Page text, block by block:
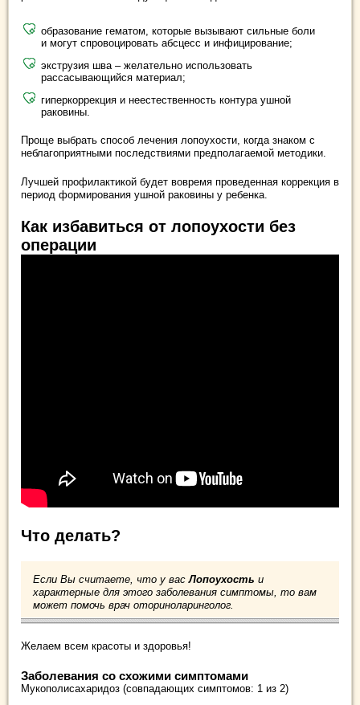
образование гематом, которые вызывают сильные боли
и могут спровоцировать абсцесс и инфицирование;
экструзия шва – желательно использовать
рассасывающийся материал;
гиперкоррекция и неестественность контура ушной
раковины.
Проще выбрать способ лечения лопоухости, когда знаком с
неблагоприятными последствиями предполагаемой методики.
Лучшей профилактикой будет вовремя проведенная коррекция в
период формирования ушной раковины у ребенка.
Как избавиться от лопоухости без
операции
Что делать?
Если Вы считаете, что у васЛопоухость и
характерные для этого заболевания симптомы, то вам
может помочь врач оториноларинголог.
Желаем всем красоты и здоровья!
Заболевания со схожими симптомами
Мукополисахаридоз (совпадающих симптомов: 1 из 2)